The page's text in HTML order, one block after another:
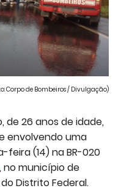
Corpo de Bombeiros / Divulgação)
26 anos de idade,
envolvendo uma
(14) na BR-020
, no município de
Distrito Federal.